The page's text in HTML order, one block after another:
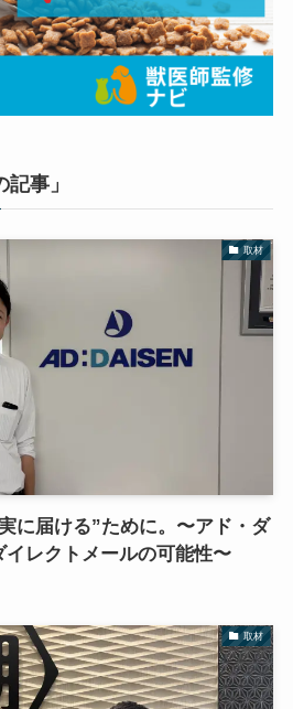
事」
取材
に届ける”ために。〜アド・ダ
レクトメールの可能性〜
取材